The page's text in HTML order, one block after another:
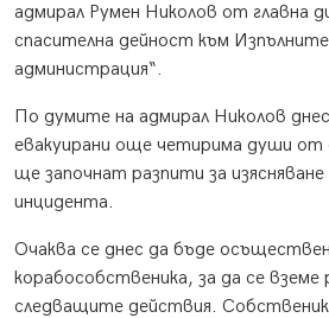
адмирал Румен Николов от главна
спасителна дейност към
администрация“.
По думите на адмирал Николов
евакуирани още четирима души от
ще започнат разпити за
инцидента.
Очаква се днес да бъде
корабособственика, за да се вземе
следващите действия. Собственик